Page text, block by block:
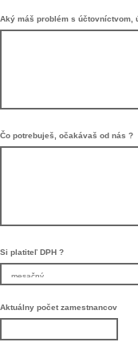
Aký máš problém s účtovníctvom,
Čo potrebuješ, očakávaš od nás ?
Si platiteľ DPH ?
Aktuálny počet zamestnancov